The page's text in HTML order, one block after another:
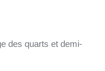
des quarts et demi-